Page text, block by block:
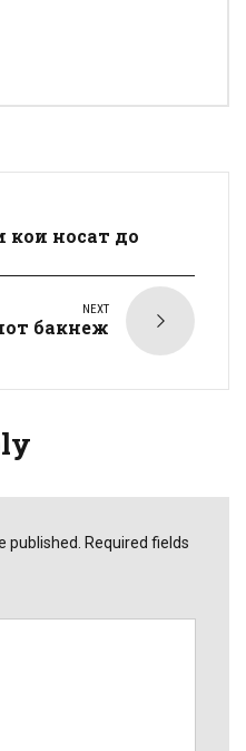
кои носат до
NEXT
бакнеж
published. Required fields